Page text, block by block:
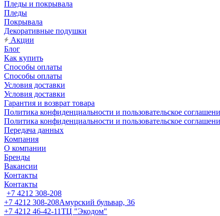
Пледы и покрывала
Пледы
Покрывала
Декоративные подушки
Акции
Блог
Как купить
Способы оплаты
Способы оплаты
Условия доставки
Условия доставки
Гарантия и возврат товара
Политика конфиденциальности и пользовательское
Политика конфиденциальности и пользовательское
Передача данных
Компания
О компании
Бренды
Вакансии
Контакты
Контакты
+7 4212 308-208
+7 4212 308-208Амурский бульвар, 36
+7 4212 46-42-11ТЦ "Экодом"